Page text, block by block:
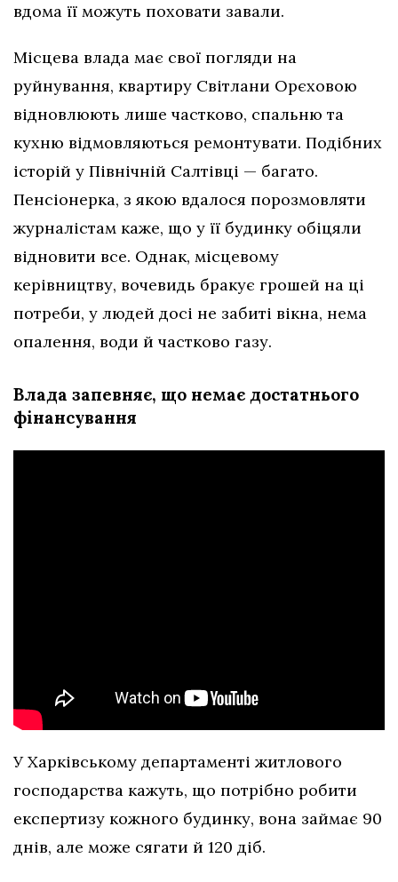
вдома її можуть поховати завали.
Місцева влада має свої погляди на
руйнування, квартиру Світлани Орєховою
відновлюють лише частково, спальню та
кухню відмовляються ремонтувати. Подібних
історій у Північній Салтівці — багато.
Пенсіонерка, з якою вдалося порозмовляти
журналістам каже, що у її будинку обіцяли
відновити все. Однак, місцевому
керівництву, вочевидь бракує грошей на ці
потреби, у людей досі не забиті вікна, нема
опалення, води й частково газу.
Влада запевняє, що немає достатнього
фінансування
У Харківському департаменті житлового
господарства кажуть, що потрібно робити
експертизу кожного будинку, вона займає 90
днів, але може сягати й 120 діб.